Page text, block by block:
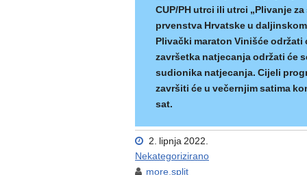
CUP/PH utrci ili utrci „Plivanje
prvenstva Hrvatske u
Plivački maraton Vinišće održati
završetka natjecanja održati će
sudionika natjecanja. Cijeli
završiti će u večernjim satima
sat.
2. lipnja 2022.
Nekategorizirano
more.split